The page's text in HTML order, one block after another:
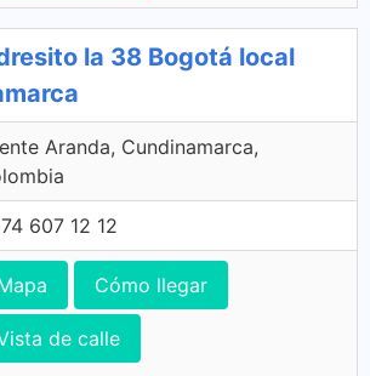
la 38 Bogotá local
Aranda, Cundinamarca,
607 12 12
Cómo llegar
de calle